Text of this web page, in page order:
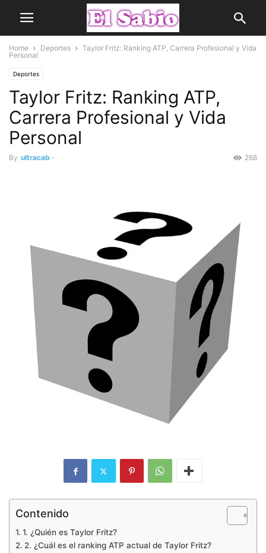
Home Deportes
Taylor Fritz: Ranking ATP, Carrera Profesional y Vida
Personal
Deportes
Taylor Fritz: Ranking ATP,
Carrera Profesional y Vida
Personal
By ultracab - 268
Contenido
1. ¿Quién es Taylor Fritz?
2. ¿Cuál es el ranking ATP actual de Taylor Fritz?